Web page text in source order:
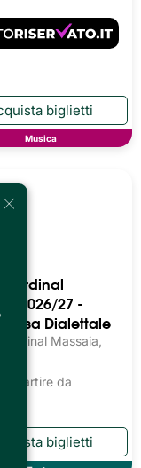
Musica
Cardinal
2026/27 -
Prosa Dialettale
Massaia,
a partire da
×